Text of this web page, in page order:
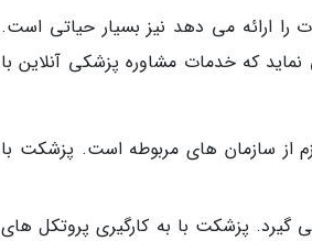
را ارائه می دهد نیز بسیار حیاتی است.
که خدمات مشاوره پزشکی آنلاین با
از سازمان های مربوطه است. پزشکت با
گیرد. پزشکت با به کارگیری پروتکل های